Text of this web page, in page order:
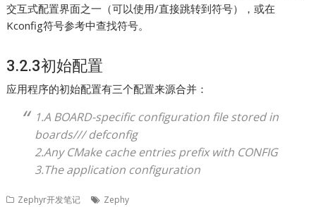
交互式配置界面之一（可以使用/直接跳转到符号），或在
Kconfig符号参考中查找符号。
3.2.3初始配置
应用程序的初始配置有三个配置来源合并：
1.A BOARD-specific configuration file stored in
boards/// defconfig
2.Any CMake cache entries prefix with CONFIG
3.The application configuration
Zephyr开发笔记 Zephy